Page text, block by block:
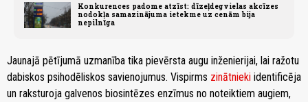
Konkurences padome atzīst: dīzeļdegvielas akcīzes
nodokļa samazinājuma ietekme uz cenām bija
nepilnīga
Jaunajā pētījumā uzmanība tika pievērsta augu inženierijai, lai ražotu
dabiskos psihodēliskos savienojumus. Vispirms zinātnieki identificēja
un raksturoja galvenos biosintēzes enzīmus no noteiktiem augiem,